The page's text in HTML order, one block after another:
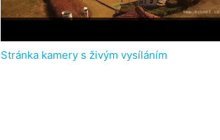
Stránka kamery s živým vysíláním